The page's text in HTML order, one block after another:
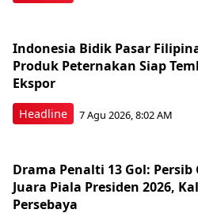
Headline
Indonesia Bidik Pasar
Produk Peternakan Siap
Ekspor
7 Agu 2026, 8:02 AM
Drama Penalti 13 Gol: Persib
Juara Piala Presiden 2026,
Persebaya